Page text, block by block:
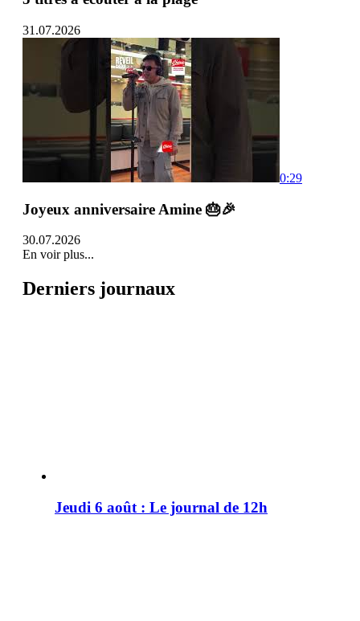
31.07.2026
0:29
Joyeux anniversaire Amine 🎂🎉
30.07.2026
En voir plus...
Derniers journaux
Jeudi 6 août : Le journal de 12h